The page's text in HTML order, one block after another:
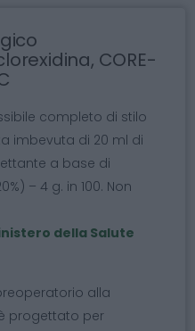
CORE-
completo di stilo
imbevuta di 20 ml di
a base di
– 4 g. in 100. Non
della Salute
alla
è progettato per